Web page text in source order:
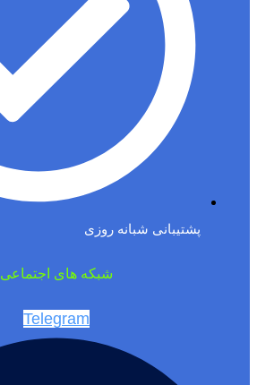
پشتیبانی شبانه روزی
شبکه های اجتماعی
Telegram